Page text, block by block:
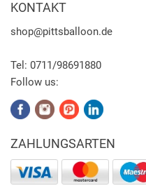
KONTAKT
shop@pittsballoon.de
Tel: 0711/98691880
Follow us:
ZAHLUNGSARTEN